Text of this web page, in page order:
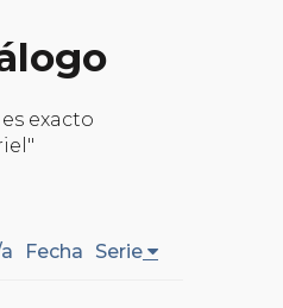
exacto
Fecha Serie